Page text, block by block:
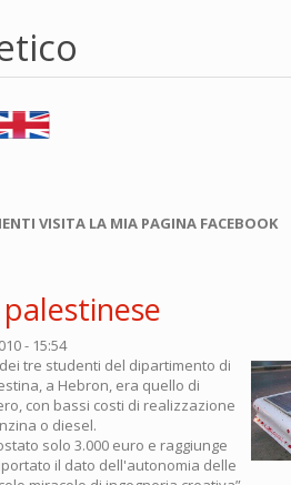
VISITA LA MIA PAGINA FACEBOOK
- 15:54
tre studenti del dipartimento di
a Hebron, era quello di
con bassi costi di realizzazione
o diesel.
solo 3.000 euro e raggiunge
il dato dell'autonomia delle